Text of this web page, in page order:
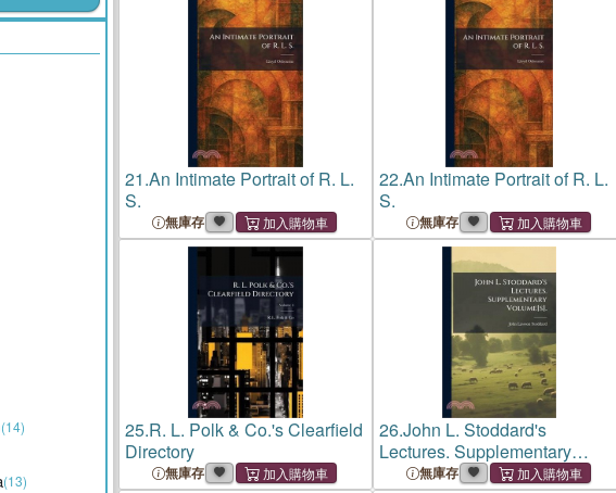
(14)
(13)
21.An Intimate Portrait of R. L.
S.
無庫存
22.An Intimate Portrait of R. L.
S.
無庫存
25.R. L. Polk & Co.'s Clearfield
Directory
無庫存
26.John L. Stoddard's
Lectures. Supplementary
Volume[s].
無庫存